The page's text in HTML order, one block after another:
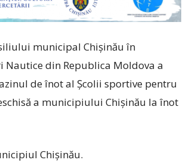
municipal Chișinău în
Nautice din Republica Moldova a
de înot al Școlii sportive pentru
a municipiului Chișinău la înot
Chișinău.